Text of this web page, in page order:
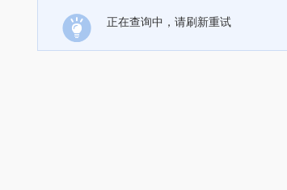
正在查询中，请刷新重试